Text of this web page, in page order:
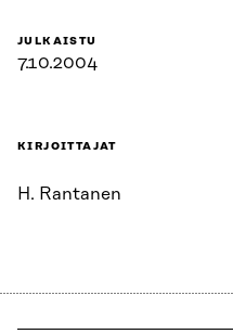
JULKAISTU
7.10.2004
KIRJOITTAJAT
H. Rantanen